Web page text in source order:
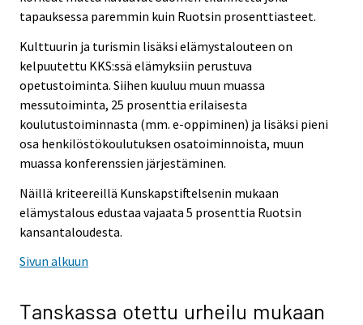
tapauksessa paremmin kuin Ruotsin prosenttiasteet.
Kulttuurin ja turismin lisäksi elämystalouteen on
kelpuutettu KKS:ssä elämyksiin perustuva
opetustoiminta. Siihen kuuluu muun muassa
messutoiminta, 25 prosenttia erilaisesta
koulutustoiminnasta (mm. e-oppiminen) ja lisäksi pieni
osa henkilöstökoulutuksen osatoiminnoista, muun
muassa konferenssien järjestäminen.
Näillä kriteereillä Kunskapstiftelsenin mukaan
elämystalous edustaa vajaata 5 prosenttia Ruotsin
kansantaloudesta.
Sivun alkuun
Tanskassa otettu urheilu mukaan